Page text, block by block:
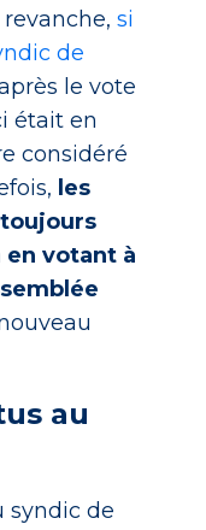
si
de
le vote
était en
considéré
les
votant à
au
syndic de